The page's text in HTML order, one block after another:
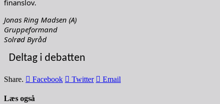
finanslov.
Jonas Ring Madsen (A)
Gruppeformand
Solrød Byråd
Deltag i debatten
Share. Facebook Twitter Email
Læs også